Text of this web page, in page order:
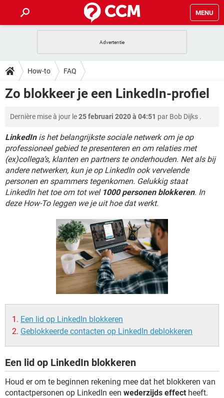
MENU
INSTAGRAM
NETFLIX CORONAVIRUS
HOW-TO
VIDEOBELLEN
INSTAGRAM WINDOWS 10
NETFLIX CORONAVIRUS
GRATIS SNAPCHAT
TIKTOK
DOWNLOADS
NETFLIX CORONAVIRUS
GRATIS SNAPCHAT
FORUM
VIDEOBELLEN GAMES
INSTAGRAM WINDOWS 10
NETFLIX CORONAVIRUS
GRATIS SNAPCHAT
TIKTOK
ARTIKELEN
VIDEOBELLEN GAMES
NETFLIX CORONAVIRUS
How-to FAQ
Zo blokkeer je een LinkedIn-profiel
Dernière mise à jour le25 februari 2020 à 04:51 par Bob Dijks .
LinkedInis het belangrijkste sociale netwerk om je op
professioneel gebied te presenteren en om relaties met
(ex)collega’s, klanten en partners te onderhouden. Net als bij
andere netwerken, kun je op LinkedIn ook vervelende
personen en spammers tegenkomen. Gelukkig staat
LinkedIn het toe om tot wel 1000 personen blokkeren. In
deze How-To leggen we je uit hoe dat werkt.
Een lid op LinkedIn blokkeren
Geblokkeerde contacten op LinkedIn deblokkeren
Een lid op LinkedIn blokkeren
Houd er om te beginnen rekening mee dat het blokkeren van
contactpersonen op LinkedIn een wederzijds effect heeft.